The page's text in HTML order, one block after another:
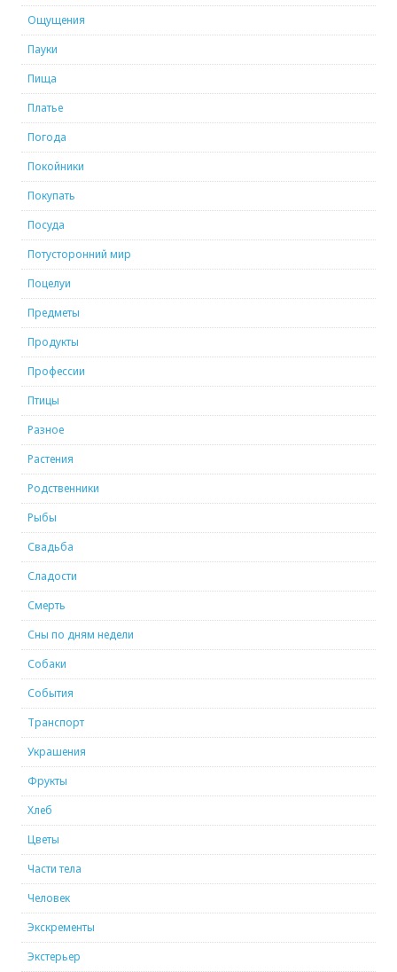
Ощущения
Пауки
Пища
Платье
Погода
Покойники
Покупать
Посуда
Потусторонний мир
Поцелуи
Предметы
Продукты
Профессии
Птицы
Разное
Растения
Родственники
Рыбы
Свадьба
Сладости
Смерть
Сны по дням недели
Собаки
События
Транспорт
Украшения
Фрукты
Хлеб
Цветы
Части тела
Человек
Экскременты
Экстерьер